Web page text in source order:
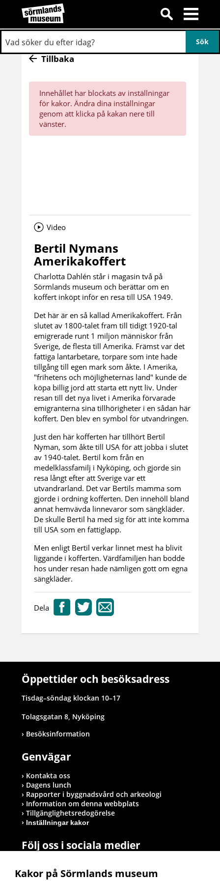
Tillbaka
Innehållet har blockats av inställningar
för kakor. Ändra dina inställningar
genom att klicka på kakan nere till
vänster.
Video
Bertil Nymans
Amerikakoffert
Charlotta Dahlén står i magasin två på
Sörmlands museum och berättar om en
koffert inköpt inför en resa till USA 1949.
Det här är en så kallad Amerikakoffert. Från
slutet av 1800-talet fram till tidigt 1920-tal
emigrerade runt 1 miljon människor från
Sverige, de flesta till Amerika. Främst var det
fattiga lantarbetare, torpare som inte hade
tillgång till egen mark som åkte. I Amerika,
"frihetens och möjligheternas land" kunde de
köpa billig jord att starta ett nytt liv. Under
resan till det nya livet i Amerika förvarade
emigranterna sina tillhörigheter i en sådan här
koffert. Den blev en symbol för utvandringen.
Just den här kofferten har tillhört Bertil
Nyman, som åkte till USA för att jobba i slutet
av 1940-talet. Bertil kom från en
medelklassfamilj i Nyköping, och gjorde sin
resa långt efter att Sverige var ett
utvandrarland. Det var Bertils mamma som
gjorde i ordning kofferten. Den innehöll bland
annat hemvävda linnevaror som sängkläder.
De skulle Bertil ha med sig för att inte komma
till USA som en fattiglapp.
Men enligt Bertil verkar linnet mest ha blivit
liggande i kofferten. Värdfamiljen han bodde
hos under resan hade nämligen gott om egna
sängkläder.
Dela
Öppettider och besöksadress
Tisdag–söndag klockan 10–17
Tolagsgatan 8, Nyköping
Besöksinformation
Genvägar
Kontakta oss
Dagens lunch
Rapporter i byggnadsvård och arkeologi
Information om denna webbplats
Tillgänglighetsredogörelse
Inställningar kakor
Följ oss i sociala medier
Kakor på Sörmlands museum